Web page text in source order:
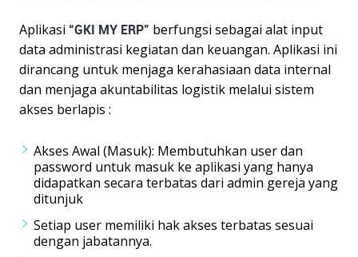
Aplikasi “GKI MY ERP” berfungsi sebagai alat input
data administrasi kegiatan dan keuangan. Aplikasi ini
dirancang untuk menjaga kerahasiaan data internal
dan menjaga akuntabilitas logistik melalui sistem
akses berlapis :
Akses Awal (Masuk): Membutuhkan user dan
password untuk masuk ke aplikasi yang hanya
didapatkan secara terbatas dari admin gereja yang
ditunjuk
Setiap user memiliki hak akses terbatas sesuai
dengan jabatannya.